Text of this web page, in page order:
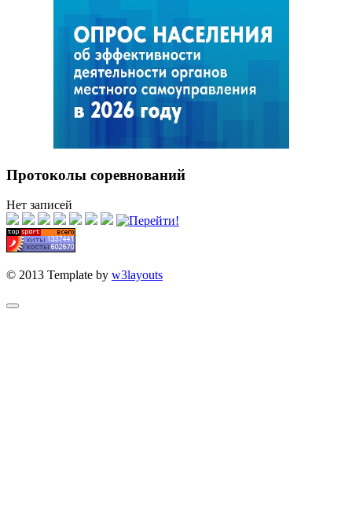
Протоколы соревнований
Нет записей
© 2013 Template by w3layouts